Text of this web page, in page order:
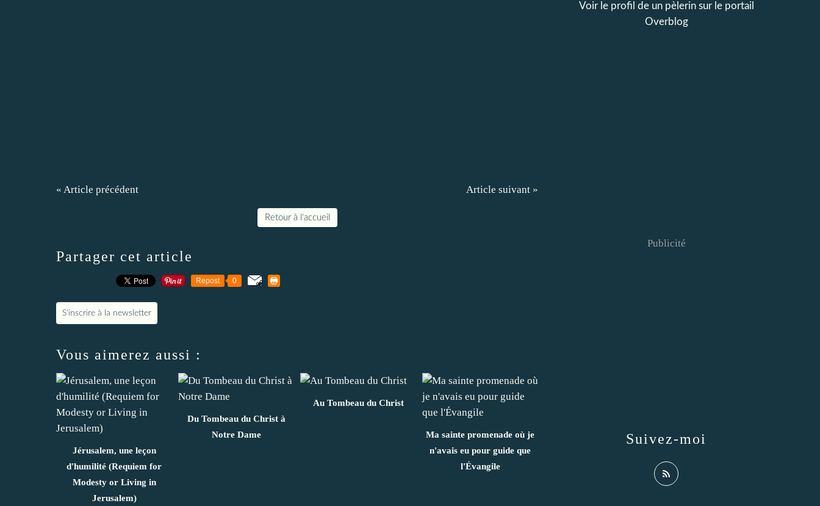
« Article précédent Article suivant »
Retour à l'accueil
Partager cet article
Repost 0
S'inscrire à la newsletter
Vous aimerez aussi :
Jérusalem, une leçon
d'humilité (Requiem for
Modesty or Living in
Jerusalem)
Du Tombeau du Christ à
Notre Dame
Au Tombeau du Christ
Ma sainte promenade où je
n'avais eu pour guide que
l'Évangile
Voir le profil de un pèlerinsur le portail
Overblog
Suivez-moi
Publicité